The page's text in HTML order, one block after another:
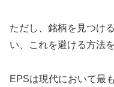
ただし、銘柄を見つけ
い、これを避ける方法
EPSは現代において最